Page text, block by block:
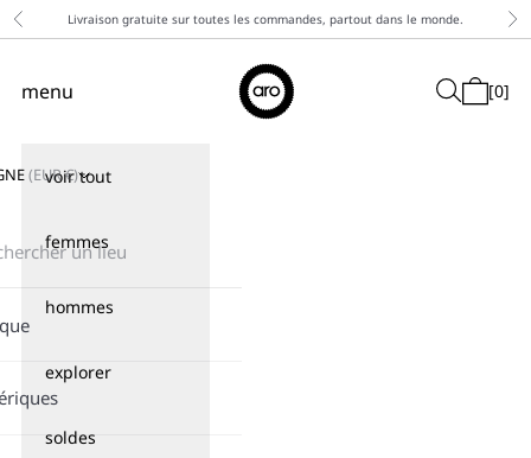
↵ Skip to content
↵ Skip to menu
↵ Skip to footer
↵ Open Accessibility Widget
Passer au contenu
PrécédentLivraison gratuite sur toutes les commandes, partout dans le monde.
Aro
Menu de navigation
menu Recherche
Panier
[0]
voir tout
femmes
hommes
explorer
soldes
(EUR€)